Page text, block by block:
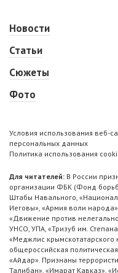
Новости
Статьи
Сюжеты
Фото
Условия использования веб-
персональных данных
Политика использования
Для читателей: В России
организации ФБК (Фонд
Штабы Навального,
Иеговы», «Армия воли
«Движение против
УНСО, УПА, «Тризуб им.
«Меджлис крымскотатарского
общероссийская
«Айдар». Признаны
Талибан», «Имарат Кавказ»,